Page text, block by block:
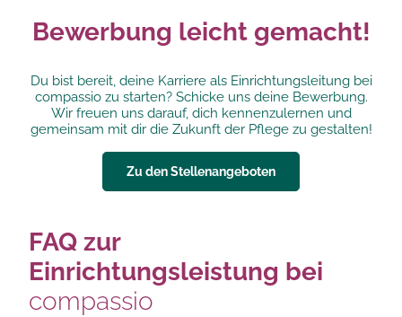
Bewerbung leicht gemacht!
Du bist bereit, deine Karriere als Einrichtungsleitung bei
compassio zu starten? Schicke uns deine Bewerbung.
Wir freuen uns darauf, dich kennenzulernen und
gemeinsam mit dir die Zukunft der Pflege zu gestalten!
Zu den Stellenangeboten
FAQ zur
Einrichtungsleistung bei
compassio